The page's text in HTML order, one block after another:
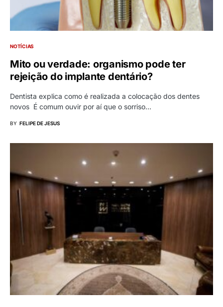
NOTÍCIAS
Mito ou verdade: organismo pode ter
rejeição do implante dentário?
Dentista explica como é realizada a colocação dos dentes
novos É comum ouvir por aí que o sorriso…
BY FELIPE DE JESUS